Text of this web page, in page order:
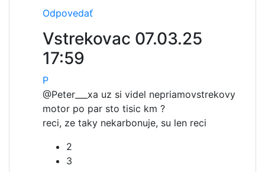
Odpovedať
Vstrekovac 07.03.25
17:59
P
@Peter___xa uz si videl nepriamovstrekovy
motor po par sto tisic km ?
reci, ze taky nekarbonuje, su len reci
2
3